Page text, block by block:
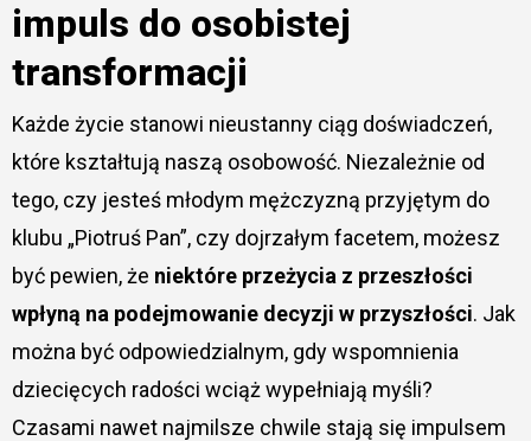
impuls do osobistej
transformacji
Każde życie stanowi nieustanny ciąg doświadczeń,
które kształtują naszą osobowość. Niezależnie od
tego, czy jesteś młodym mężczyzną przyjętym do
klubu „Piotruś Pan”, czy dojrzałym facetem, możesz
być pewien, że niektóre przeżycia z przeszłości
wpłyną na podejmowanie decyzji w przyszłości. Jak
można być odpowiedzialnym, gdy wspomnienia
dziecięcych radości wciąż wypełniają myśli?
Czasami nawet najmilsze chwile stają się impulsem